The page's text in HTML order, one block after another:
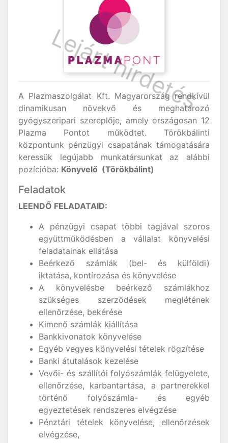
A Plazmaszolgálat Kft. Magyarország rendkívül
dinamikusan növekvő és meghatározó
gyógyszeripari szereplője, amely országosan 12
Plazma Pontot működtet. Törökbálinti
központunk pénzügyi csapatának támogatására
keressük legújabb munkatársunkat az alábbi
pozícióba: Könyvelő (Törökbálint)
Feladatok
LEENDŐ FELADATAID:
A pénzügyi csapat többi tagjával szoros
együttműködésben a vállalat könyvelési
feladatainak ellátása
Beérkező számlák (bel- és külföldi)
iktatása, kontírozása és könyvelése
A könyvelésbe beérkező számlákhoz
szükséges szerződések meglétének
ellenőrzése, bekérése
Kimenő számlák kiállítása
Bankkivonatok könyvelése
Egyéb vegyes könyvelési tételek rögzítése
Banki átutalások kezelése
Vevői- és szállítói folyószámlák felügyelete,
ellenőrzése, karbantartása, a partnerekkel
történő folyószámla- és egyéb
egyeztetések rendszeres elvégzése
Pénztári tételek könyvelése, ellenőrzések
elvégzése,